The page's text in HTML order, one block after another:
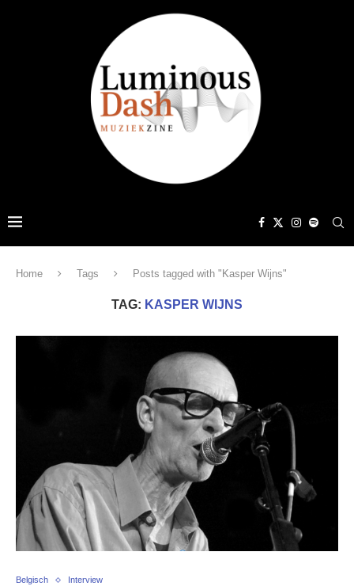
Home Tags Posts tagged with "Kasper Wijns"
TAG: KASPER WIJNS
Belgisch Interview